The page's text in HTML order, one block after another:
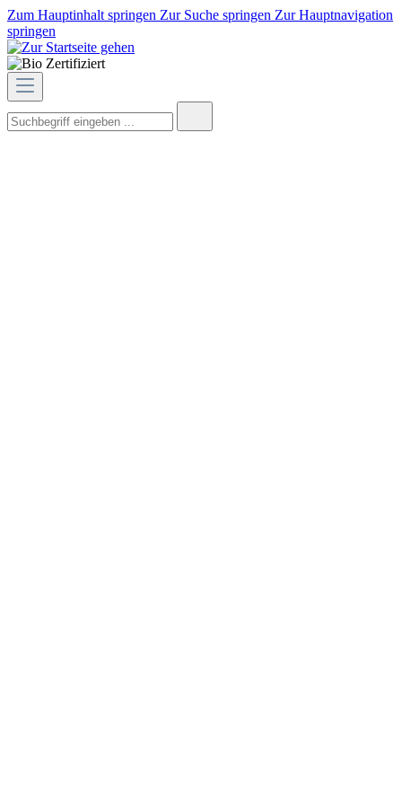
Zum Hauptinhalt springen Zur Suche springen Zur Hauptnavigation
springen